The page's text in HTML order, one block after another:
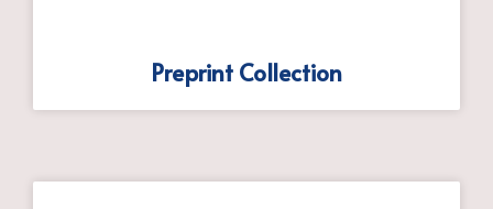
Preprint Collection